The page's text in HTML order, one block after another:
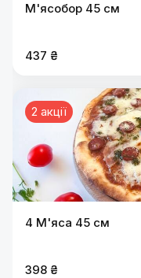
М'ясобор 45 см
437 ₴
2 акції
4 М'яса 45 см
398 ₴